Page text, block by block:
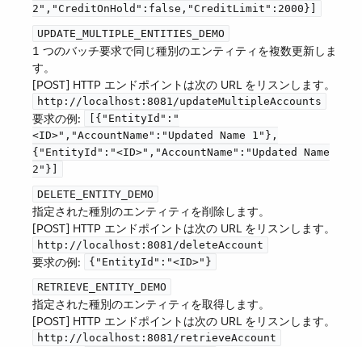
2","CreditOnHold":false,"CreditLimit":2000}]
UPDATE_MULTIPLE_ENTITIES_DEMO
1 つのバッチ要求で同じ種別のエンティティを複数更新しま
す。
[POST] HTTP エンドポイントは次の URL をリスンします。​
http://localhost:8081/updateMultipleAccounts
要求の例:
[{"EntityId":"
<ID>","AccountName":"Updated Name 1"},
{"EntityId":"<ID>","AccountName":"Updated Name
2"}]
DELETE_ENTITY_DEMO
指定された種別のエンティティを削除します。
[POST] HTTP エンドポイントは次の URL をリスンします。​
http://localhost:8081/deleteAccount
要求の例: {"EntityId":"<ID>"}
RETRIEVE_ENTITY_DEMO
指定された種別のエンティティを取得します。
[POST] HTTP エンドポイントは次の URL をリスンします。​
http://localhost:8081/retrieveAccount